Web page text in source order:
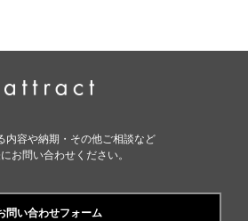
内容や納期・その他ご相談など
お問い合わせください。
問い合わせフォーム